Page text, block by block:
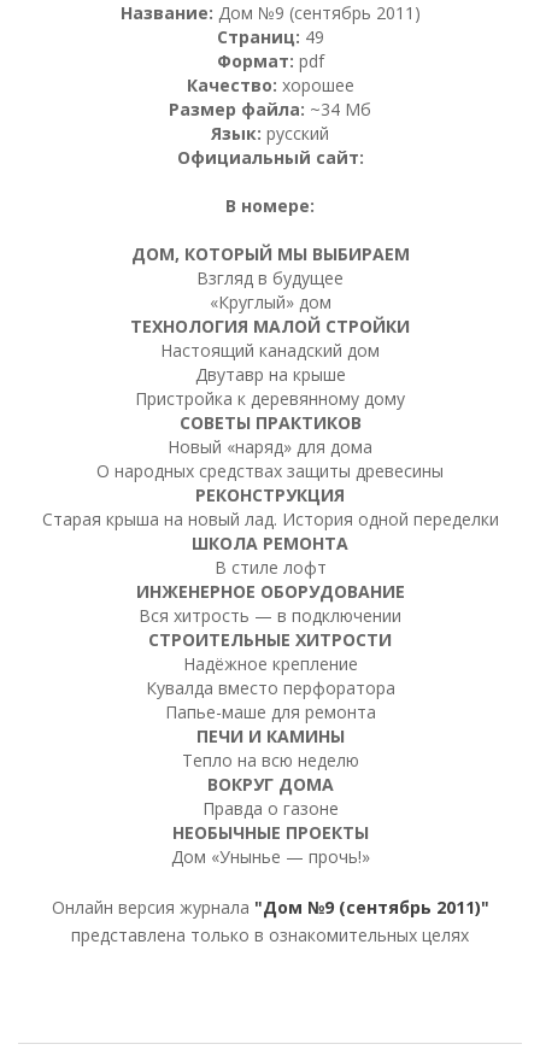
Название: Дом №9 (сентябрь 2011)
Страниц: 49
Формат: pdf
Качество: хорошее
Размер файла: ~34 Мб
Язык: русский
Официальный сайт:
В номере:
ДОМ, КОТОРЫЙ МЫ ВЫБИРАЕМ
Взгляд в будущее
«Круглый» дом
ТЕХНОЛОГИЯ МАЛОЙ СТРОЙКИ
Настоящий канадский дом
Двутавр на крыше
Пристройка к деревянному дому
СОВЕТЫ ПРАКТИКОВ
Новый «наряд» для дома
О народных средствах защиты древесины
РЕКОНСТРУКЦИЯ
Старая крыша на новый лад. История одной переделки
ШКОЛА РЕМОНТА
В стиле лофт
ИНЖЕНЕРНОЕ ОБОРУДОВАНИЕ
Вся хитрость — в подключении
СТРОИТЕЛЬНЫЕ ХИТРОСТИ
Надёжное крепление
Кувалда вместо перфоратора
Папье-маше для ремонта
ПЕЧИ И КАМИНЫ
Тепло на всю неделю
ВОКРУГ ДОМА
Правда о газоне
НЕОБЫЧНЫЕ ПРОЕКТЫ
Дом «Унынье — прочь!»
Онлайн версия журнала "Дом №9 (сентябрь 2011)"
представлена только в ознакомительных целях